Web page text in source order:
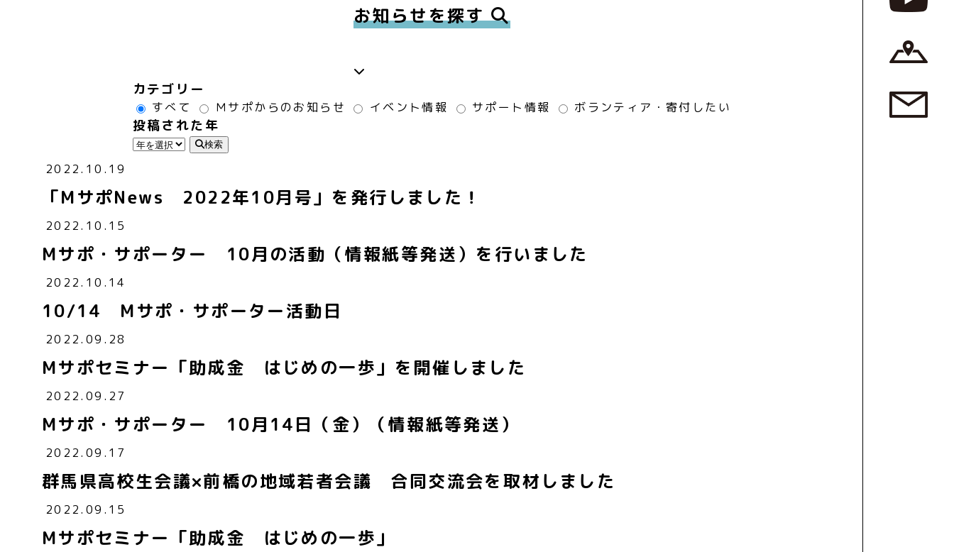
お知らせを探す
カテゴリー
すべて Ｍサポからのお知らせ イベント情報 サポート情報 ボランティア・寄付したい
投稿された年
検索
2022.10.19
「MサポNews 2022年10月号」を発行しました！
2022.10.15
Mサポ・サポーター 10月の活動（情報紙等発送）を行いました
2022.10.14
10/14 Mサポ・サポーター活動日
2022.09.28
Mサポセミナー「助成金 はじめの一歩」を開催しました
2022.09.27
Mサポ・サポーター 10月14日（金）（情報紙等発送）
2022.09.17
群馬県高校生会議×前橋の地域若者会議 合同交流会を取材しました
2022.09.15
Mサポセミナー「助成金 はじめの一歩」